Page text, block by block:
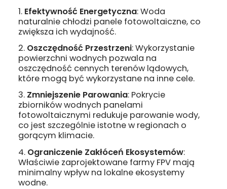
Efektywność Energetyczna: Woda
naturalnie chłodzi panele fotowoltaiczne, co
zwiększa ich wydajność.
Oszczędność Przestrzeni: Wykorzystanie
powierzchni wodnych pozwala na
oszczędność cennych terenów lądowych,
które mogą być wykorzystane na inne cele.
Zmniejszenie Parowania: Pokrycie
zbiorników wodnych panelami
fotowoltaicznymi redukuje parowanie wody,
co jest szczególnie istotne w regionach o
gorącym klimacie.
Ograniczenie Zakłóceń Ekosystemów:
Właściwie zaprojektowane farmy FPV mają
minimalny wpływ na lokalne ekosystemy
wodne.